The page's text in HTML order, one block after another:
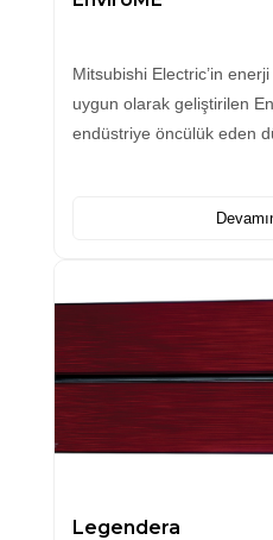
Mitsubishi Electric’in
uygun olarak geliştirilen
endüstriye öncülük eden
Legendera